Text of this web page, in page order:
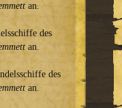
an.
des
an.
des
an.